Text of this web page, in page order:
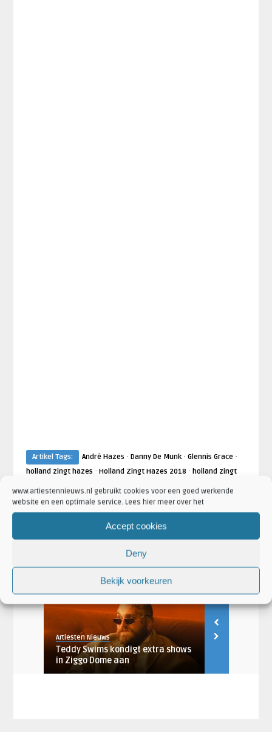
www.artiestennieuws.nl gebruikt cookies voor een goed werkende
website en een optimale service. Lees hier meer over het
Accept cookies
Deny
Bekijk voorkeuren
Artikel Tags: André Hazes · Danny De Munk· Glennis Grace·
holland zingt hazes · Holland Zingt Hazes 2018 · holland zingt
Artikel Categorieën:
Aankondigingen·Artiesten·
Holland Zingt Hazes Nieuws·Nieuws
AANKONDIGINGEN
Artiesten Nieuws
Teddy Swims kondigt extra shows
in Ziggo Dome aan